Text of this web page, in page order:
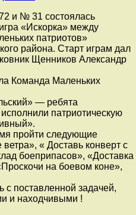
и № 31 состоялась
«Искорка» между
патриотов»
района. Старт играм дал
Щенников Александр
Команда Маленьких
— ребята
патриотическую
пройти следующие
« Доставь конверт с
боеприпасов», «Доставка
на боевом коне»,
с поставленной задачей,
и находчивыми !